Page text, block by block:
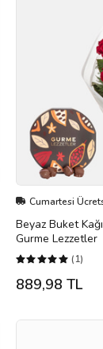
Cumartesi
Beyaz Buket
Gurme Lezzetler
(1)
889,98 TL